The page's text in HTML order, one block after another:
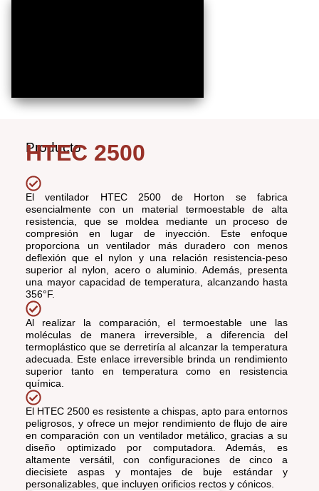
Producto
HTEC 2500
El ventilador HTEC 2500 de Horton se fabrica
esencialmente con un material termoestable de alta
resistencia, que se moldea mediante un proceso de
compresión en lugar de inyección. Este enfoque
proporciona un ventilador más duradero con menos
deflexión que el nylon y una relación resistencia-peso
superior al nylon, acero o aluminio. Además, presenta
una mayor capacidad de temperatura, alcanzando hasta
356°F.
Al realizar la comparación, el termoestable une las
moléculas de manera irreversible, a diferencia del
termoplástico que se derretiría al alcanzar la temperatura
adecuada. Este enlace irreversible brinda un rendimiento
superior tanto en temperatura como en resistencia
química.
El HTEC 2500 es resistente a chispas, apto para entornos
peligrosos, y ofrece un mejor rendimiento de flujo de aire
en comparación con un ventilador metálico, gracias a su
diseño optimizado por computadora. Además, es
altamente versátil, con configuraciones de cinco a
diecisiete aspas y montajes de buje estándar y
personalizables, que incluyen orificios rectos y cónicos.